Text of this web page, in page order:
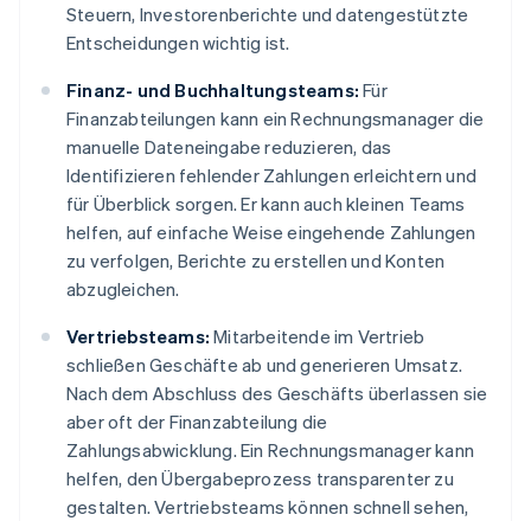
Steuern, Investorenberichte und datengestützte
Entscheidungen wichtig ist.
Finanz- und Buchhaltungsteams: Für
Finanzabteilungen kann ein Rechnungsmanager die
manuelle Dateneingabe reduzieren, das
Identifizieren fehlender Zahlungen erleichtern und
für Überblick sorgen. Er kann auch kleinen Teams
helfen, auf einfache Weise eingehende Zahlungen
zu verfolgen, Berichte zu erstellen und Konten
abzugleichen.
Vertriebsteams: Mitarbeitende im Vertrieb
schließen Geschäfte ab und generieren Umsatz.
Nach dem Abschluss des Geschäfts überlassen sie
aber oft der Finanzabteilung die
Zahlungsabwicklung. Ein Rechnungsmanager kann
helfen, den Übergabeprozess transparenter zu
gestalten. Vertriebsteams können schnell sehen,